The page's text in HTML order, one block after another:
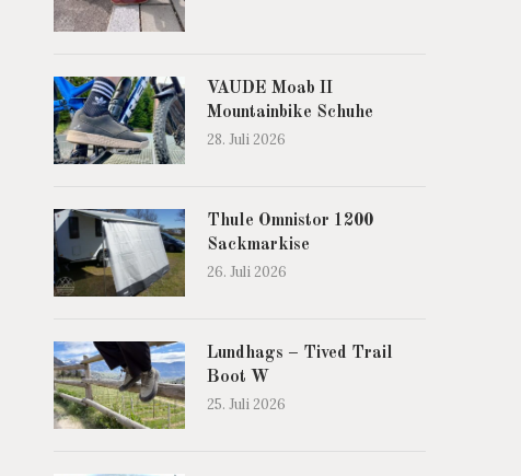
VAUDE Moab II
Mountainbike Schuhe
28. Juli 2026
Thule Omnistor 1200
Sackmarkise
26. Juli 2026
Lundhags – Tived Trail
Boot W
25. Juli 2026